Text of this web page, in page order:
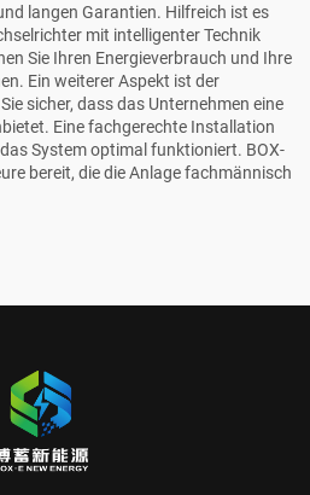
langen Garantien. Hilfreich ist es
mit intelligenter Technik
Sie Ihren Energieverbrauch und Ihre
Ein weiterer Aspekt ist der
sicher, dass das Unternehmen eine
Eine fachgerechte Installation
System optimal funktioniert. BOX-
bereit, die die Anlage fachmännisch